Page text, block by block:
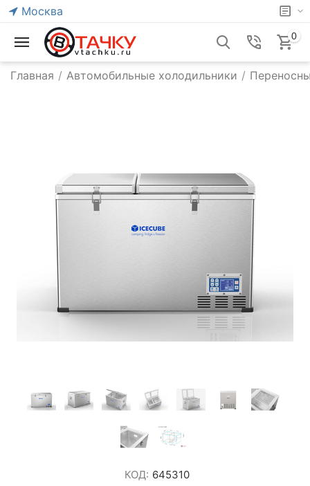
Москва
0
Главная / Автомобильные холодильники /
КОД: 645310